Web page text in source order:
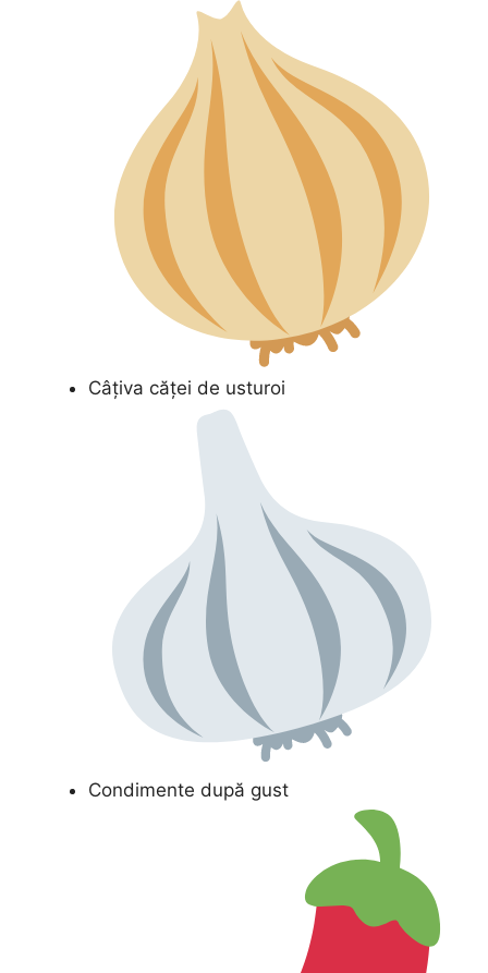
Câțiva căței de usturoi
Condimente după gust